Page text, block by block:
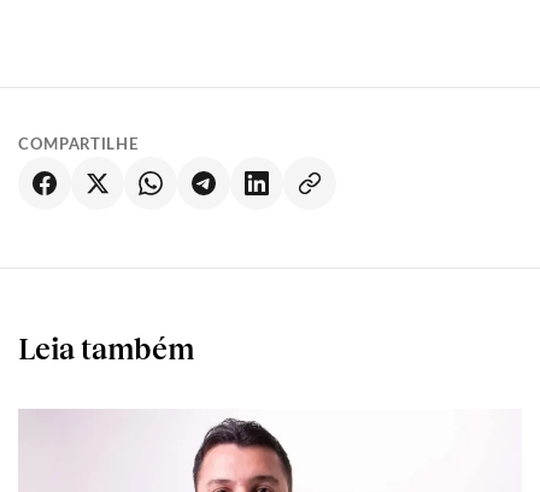
COMPARTILHE
Leia também